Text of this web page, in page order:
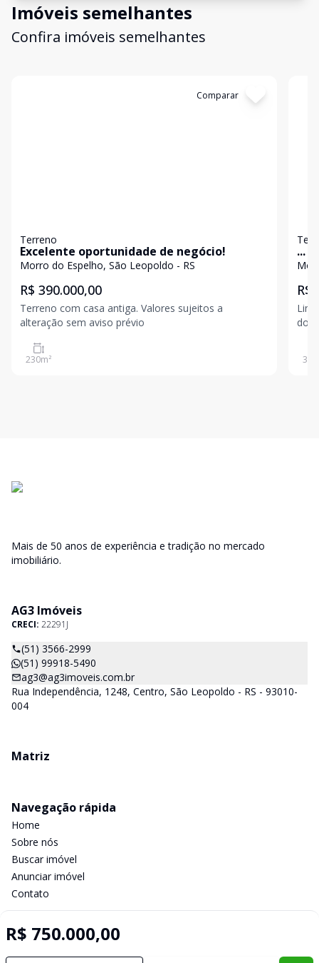
Imóveis semelhantes
Confira imóveis semelhantes
Comparar
Terreno
Excelente oportunidade de negócio!
Morro do Espelho, São Leopoldo - RS
R$ 390.000,00
Terreno com casa antiga. Valores sujeitos a
alteração sem aviso prévio
230m²
...
R$
dos
392
R$ 750.000,00
Mais de 50 anos de experiência e tradição no mercado
imobiliário.
AG3 Imóveis
CRECI: 22291J
(51) 3566-2999
(51) 99918-5490
ag3@ag3imoveis.com.br
Rua Independência, 1248, Centro, São Leopoldo - RS - 93010-
004
Matriz
Navegação rápida
Home
Sobre nós
Buscar imóvel
Anunciar imóvel
Contato